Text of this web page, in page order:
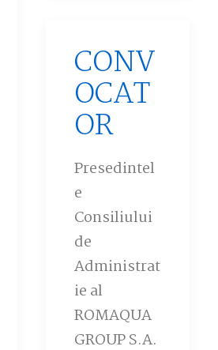
CONV
OCAT
OR
Presedintel
e
Consiliului
de
Administrat
ie al
ROMAQUA
GROUP S.A.